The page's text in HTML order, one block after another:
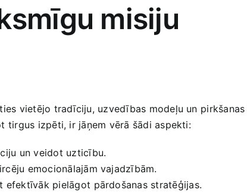
misiju
vietējo tradīciju, uzvedības modeļu un⁢ pirkšanas
tirgus izpēti, ir jāņem vērā šādi aspekti:
un veidot uzticību.
emocionālajām vajadzībām.
efektīvāk pielāgot⁣ pārdošanas stratēģijas.